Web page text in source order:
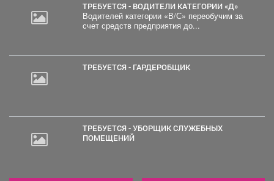
ТРЕБУЕТСЯ - ВОДИТЕЛИ КАТЕГОРИИ «Д»
Водителей категории «В/С» переобучим за
счет средств предприятия до...
ТРЕБУЕТСЯ - ГАРДЕРОБЩИК
ТРЕБУЕТСЯ - УБОРЩИК СЛУЖЕБНЫХ
ПОМЕЩЕНИЙ